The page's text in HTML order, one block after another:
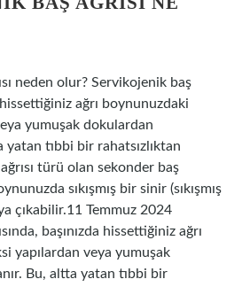
neden olur? Servikojenik baş
hissettiğiniz ağrı boynunuzdaki
yumuşak dokulardan
yatan tıbbi bir rahatsızlıktan
türü olan sekonder baş
sıkışmış bir sinir (sıkışmış
çıkabilir.11 Temmuz 2024
başınızda hissettiğiniz ağrı
yapılardan veya yumuşak
Bu, altta yatan tıbbi bir